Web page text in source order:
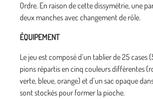
Ordre. En raison de cette dissymétrie, une
deux manches avec changement de rôle.
ÉQUIPEMENT
Le jeu est composé d’un tablier de 25 cases
pions répartis en cinq couleurs différentes
verte, bleue, orange) et d’un sac opaque
sont stockés pour former la pioche.